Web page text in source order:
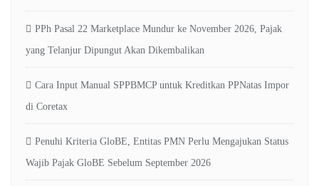
PPh Pasal 22 Marketplace Mundur ke November 2026, Pajak
yang Telanjur Dipungut Akan Dikembalikan
Cara Input Manual SPPBMCP untuk Kreditkan PPNatas Impor
di Coretax
Penuhi Kriteria GloBE, Entitas PMN Perlu Mengajukan Status
Wajib Pajak GloBE Sebelum September 2026